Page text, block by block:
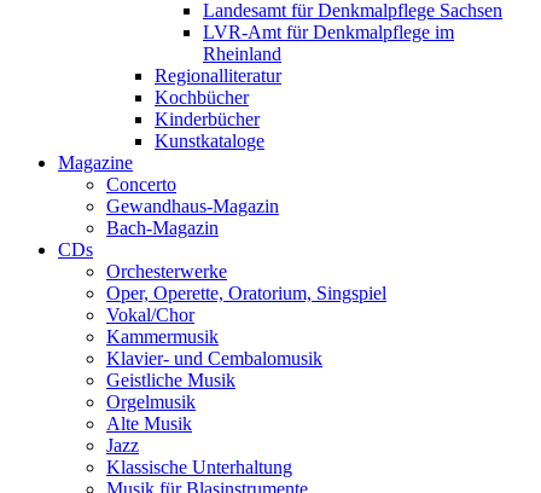
Landesamt für Denkmalpflege Sachsen
LVR-Amt für Denkmalpflege im
Rheinland
Regionalliteratur
Kochbücher
Kinderbücher
Kunstkataloge
Magazine
Concerto
Gewandhaus-Magazin
Bach-Magazin
CDs
Orchesterwerke
Oper, Operette, Oratorium, Singspiel
Vokal/Chor
Kammermusik
Klavier- und Cembalomusik
Geistliche Musik
Orgelmusik
Alte Musik
Jazz
Klassische Unterhaltung
Musik für Blasinstrumente